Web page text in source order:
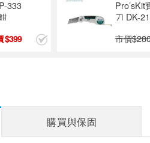
寶工 鋁合金重型美
2102
99
購買與保固